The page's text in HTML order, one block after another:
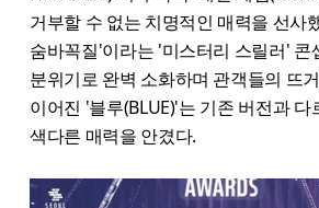
거부할 수 없는 치명적인 매력을 선사
숨바꼭질'이라는 '미스터리 스릴러' 콘
분위기로 완벽 소화하며 관객들의 뜨
이어진 '블루(BLUE)'는 기존 버전과 다
색다른 매력을 안겼다.